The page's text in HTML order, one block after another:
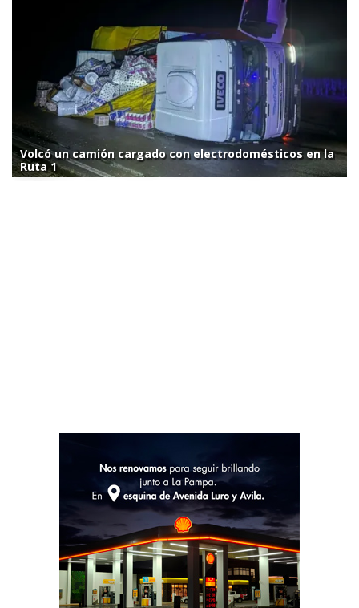
Volcó un camión cargado con electrodomésticos en la
Ruta 1